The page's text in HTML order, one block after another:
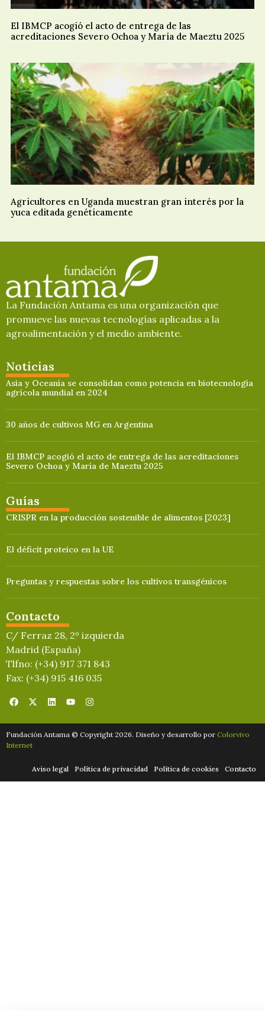
El IBMCP acogió el acto de entrega de las
acreditaciones Severo Ochoa y María de Maeztu 2025
Agricultores en Uganda muestran gran interés por la
yuca editada genéticamente
La Fundación Antama es una organización que
promueve las nuevas tecnologías aplicadas a la
agroalimentación y el medio ambiente.
Noticias
Asia y Oceanía se consolidan como potencia en biotecnología
agrícola mundial en 2024
30 años de cultivos MG en Argentina
El IBMCP acogió el acto de entrega de las acreditaciones
Severo Ochoa y María de Maeztu 2025
Guías
CRISPR en la producción sostenible de alimentos [2023]
El déficit proteico en la UE
Preguntas y respuestas sobre los cultivos transgénicos
Contacto
C/ Ferraz 28, 2º izquierda
Madrid (España)
Tlfno: (+34) 917 371 843
Fax: (+34) 915 416 035
Fundación Antama © Copyright 2026. Diseño y desarrollo por Colorvivo
Internet
Aviso legal Política de privacidad Política de cookies Contacto